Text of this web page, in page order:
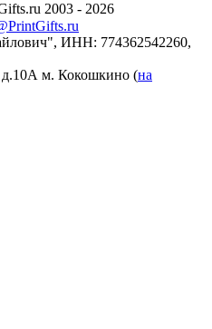
2003 - 2026
ИНН: 774362542260,
д.10А м. Кокошкино (на